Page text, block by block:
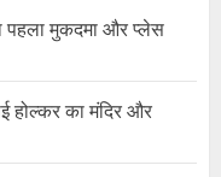
पहला मुकदमा और प्लेस
होल्कर का मंदिर और